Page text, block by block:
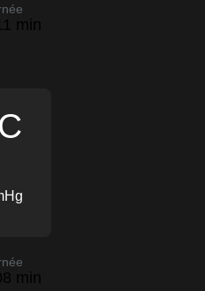
min
min